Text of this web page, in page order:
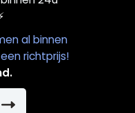
al binnen
richtprijs!